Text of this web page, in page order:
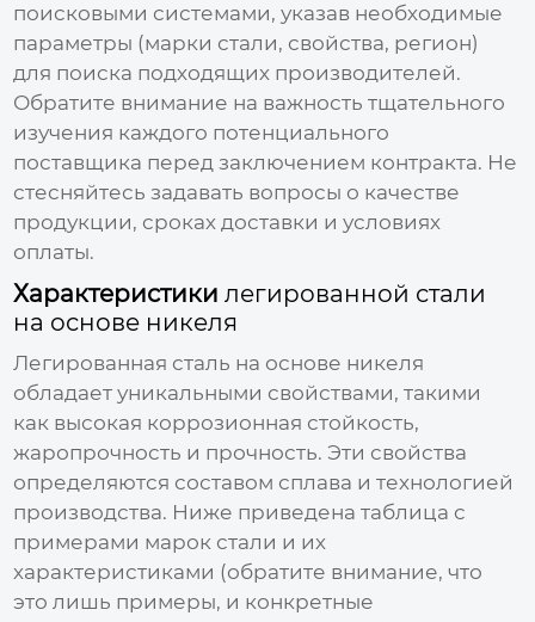
поисковыми системами, указав необходимые
параметры (марки стали, свойства, регион)
для поиска подходящих производителей.
Обратите внимание на важность тщательного
изучения каждого потенциального
поставщика перед заключением контракта. Не
стесняйтесь задавать вопросы о качестве
продукции, сроках доставки и условиях
оплаты.
Характеристикилегированной стали
на основе никеля
Легированная сталь на основе никеля
обладает уникальными свойствами, такими
как высокая коррозионная стойкость,
жаропрочность и прочность. Эти свойства
определяются составом сплава и технологией
производства. Ниже приведена таблица с
примерами марок стали и их
характеристиками (обратите внимание, что
это лишь примеры, и конкретные